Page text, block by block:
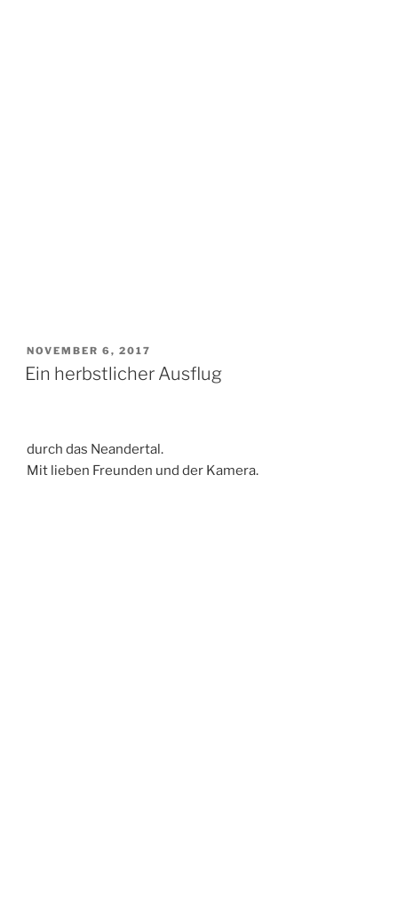
VERÖFFENTLICHT
AM
NOVEMBER 6, 2017
Ein herbstlicher Ausflug
durch das Neandertal.
Mit lieben Freunden und der Kamera.